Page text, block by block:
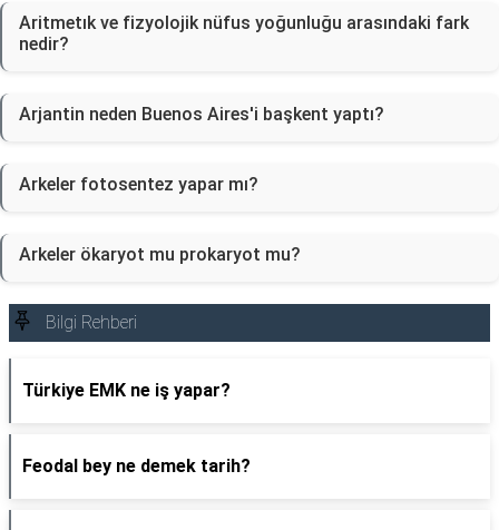
Aritmetık ve fizyolojik nüfus yoğunluğu arasındaki fark
nedir?
Arjantin neden Buenos Aires'i başkent yaptı?
Arkeler fotosentez yapar mı?
Arkeler ökaryot mu prokaryot mu?
Bilgi Rehberi
Türkiye EMK ne iş yapar?
Feodal bey ne demek tarih?